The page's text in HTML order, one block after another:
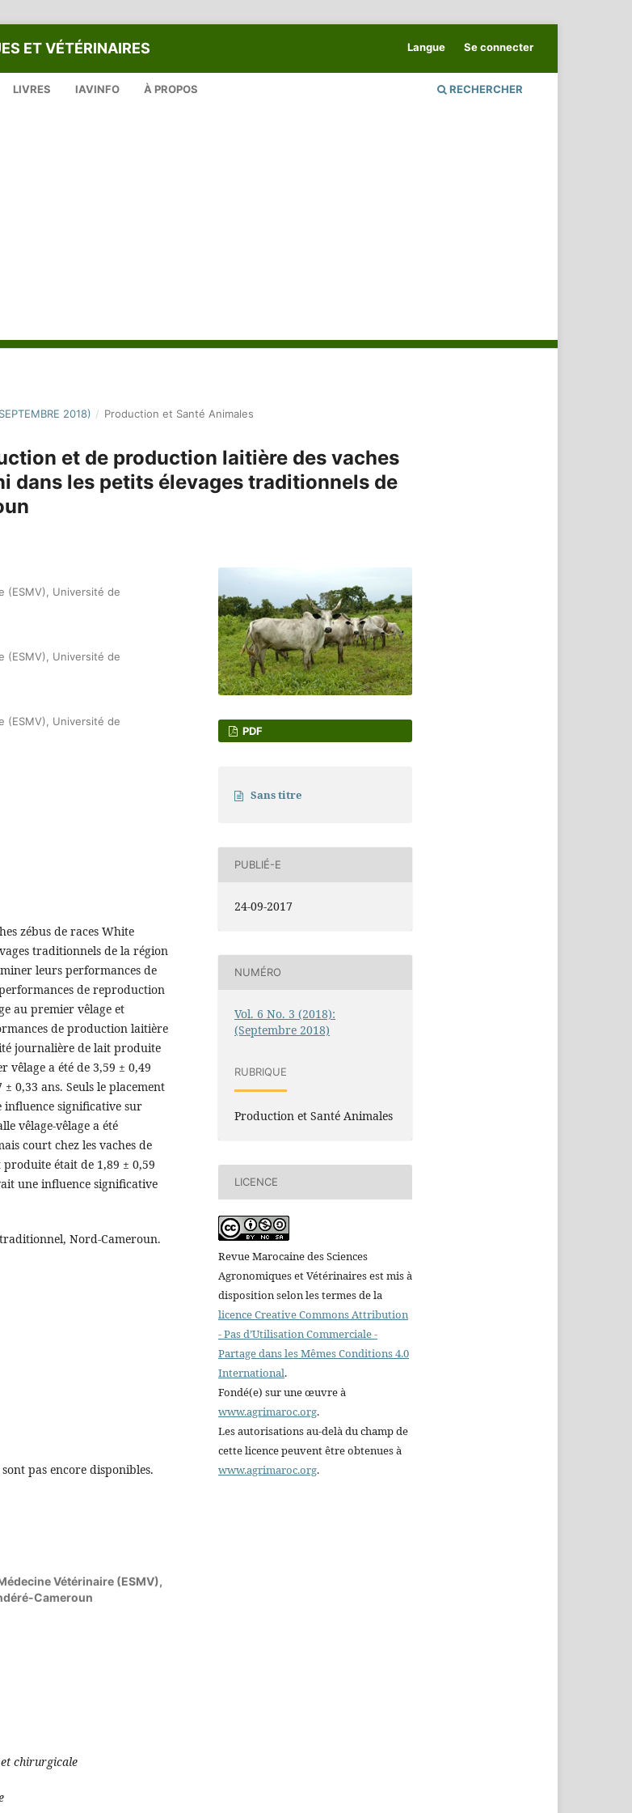
ET VÉTÉRINAIRES
LIVRES IAVINFO À PROPOS RECHERCHER
Langue Se connecter
2018) / Production et Santé Animales
et de production laitière des vaches
dans les petits élevages traditionnels de
(ESMV), Université de
(ESMV), Université de
(ESMV), Université de
zébus de races White
traditionnels de la région
leurs performances de
de reproduction
au premier vêlage et
de production laitière
journalière de lait produite
vêlage a été de 3,59 ± 0,49
0,33 ans. Seuls le placement
influence significative sur
vêlage-vêlage a été
court chez les vaches de
était de 1,89 ± 0,59
une influence significative
Nord-Cameroun.
pas encore disponibles.
Vétérinaire (ESMV),
Cameroun
Justin
et chirurgicale
PDF
Sans titre
PUBLIÉ-E
24-09-2017
NUMÉRO
Vol. 6 No. 3 (2018):
(Septembre 2018)
RUBRIQUE
Production et Santé Animales
LICENCE
Revue Marocaine des Sciences
Agronomiques et Vétérinaires est mis à
disposition selon les termes de la
licence Creative Commons Attribution
- Pas d’Utilisation Commerciale -
Partage dans les Mêmes Conditions 4.0
International.
Fondé(e) sur une œuvre à
www.agrimaroc.org.
Les autorisations au-delà du champ de
cette licence peuvent être obtenues à
www.agrimaroc.org.